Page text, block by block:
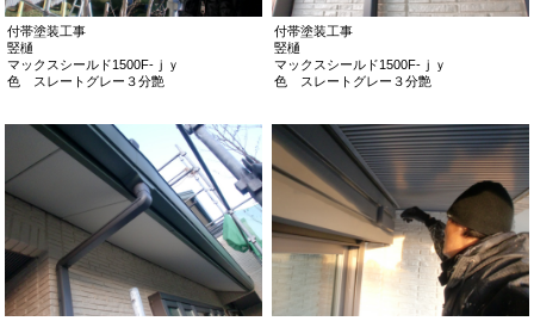
付帯塗装工事
竪樋
マックスシールド1500F-ｊｙ
色 スレートグレー３分艶
付帯塗装工事
竪樋
マックスシールド1500F-ｊｙ
色 スレートグレー３分艶